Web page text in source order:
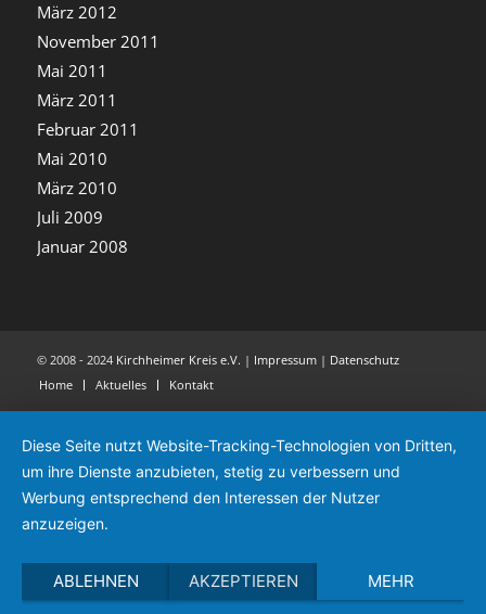
März 2012
November 2011
Mai 2011
März 2011
Februar 2011
Mai 2010
März 2010
Juli 2009
Januar 2008
© 2008 - 2024 Kirchheimer Kreis e.V. | Impressum| Datenschutz
Home
Aktuelles Kontakt
Diese Seite nutzt Website-Tracking-Technologien von Dritten,
um ihre Dienste anzubieten, stetig zu verbessern und
Werbung entsprechend den Interessen der Nutzer
anzuzeigen.
ABLEHNEN AKZEPTIEREN MEHR